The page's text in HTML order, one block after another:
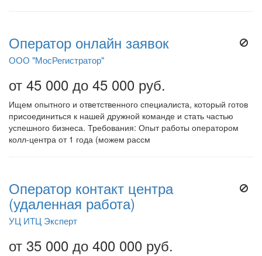
Оператор онлайн заявок
ООО "МосРегистратор"
от 45 000 до 45 000 руб.
Ищем опытного и ответственного специалиста, который готов
присоединиться к нашей дружной команде и стать частью
успешного бизнеса. Требования: Опыт работы оператором
колл-центра от 1 года (можем рассм
Оператор контакт центра
(удаленная работа)
УЦ ИТЦ Эксперт
от 35 000 до 400 000 руб.